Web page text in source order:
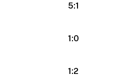
5:1
1:0
1:2